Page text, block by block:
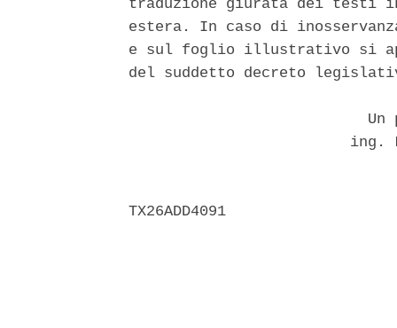
traduzione giurata dei testi
estera. In caso di
e sul foglio illustrativo si
del suddetto decreto
Un